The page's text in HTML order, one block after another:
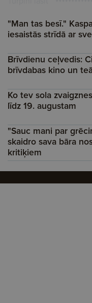
"Man tas besī."
iesaistās strīdā ar
Brīvdienu ceļvedis:
brīvdabas kino un
Ko tev sola
līdz 19. augustam
"Sauc mani par
skaidro sava bāra
kritiķiem